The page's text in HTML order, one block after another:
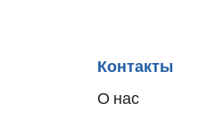
Контакты
О нас